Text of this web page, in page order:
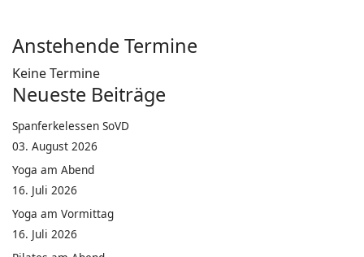
Anstehende Termine
Keine Termine
Neueste Beiträge
Spanferkelessen SoVD
03. August 2026
Yoga am Abend
16. Juli 2026
Yoga am Vormittag
16. Juli 2026